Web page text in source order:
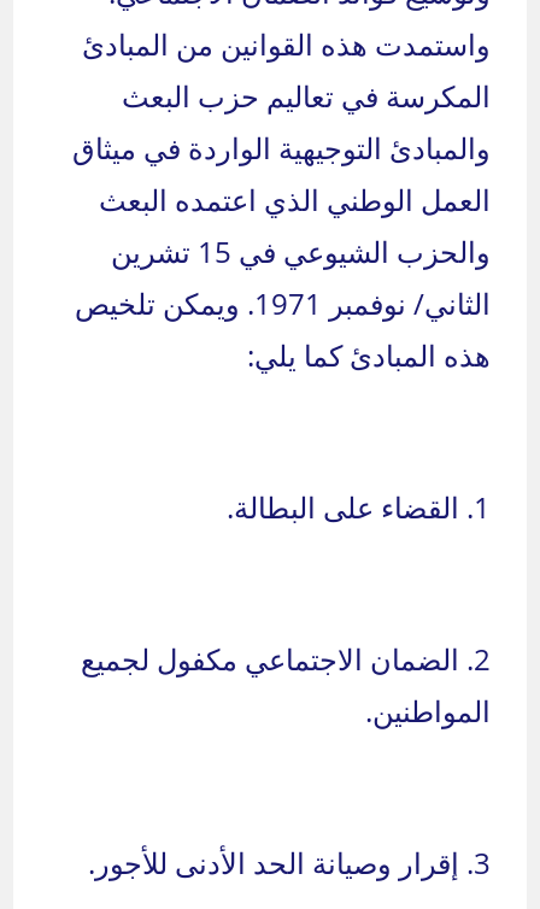
واستمدت هذه القوانين من المبادئ
المكرسة في تعاليم حزب البعث
والمبادئ التوجيهية الواردة في ميثاق
العمل الوطني الذي اعتمده البعث
والحزب الشيوعي في 15 تشرين
الثاني/ نوفمبر 1971. ويمكن تلخيص
هذه المبادئ كما يلي:
1. القضاء على البطالة.
2. الضمان الاجتماعي مكفول لجميع
المواطنين.
3. إقرار وصيانة الحد الأدنى للأجور.